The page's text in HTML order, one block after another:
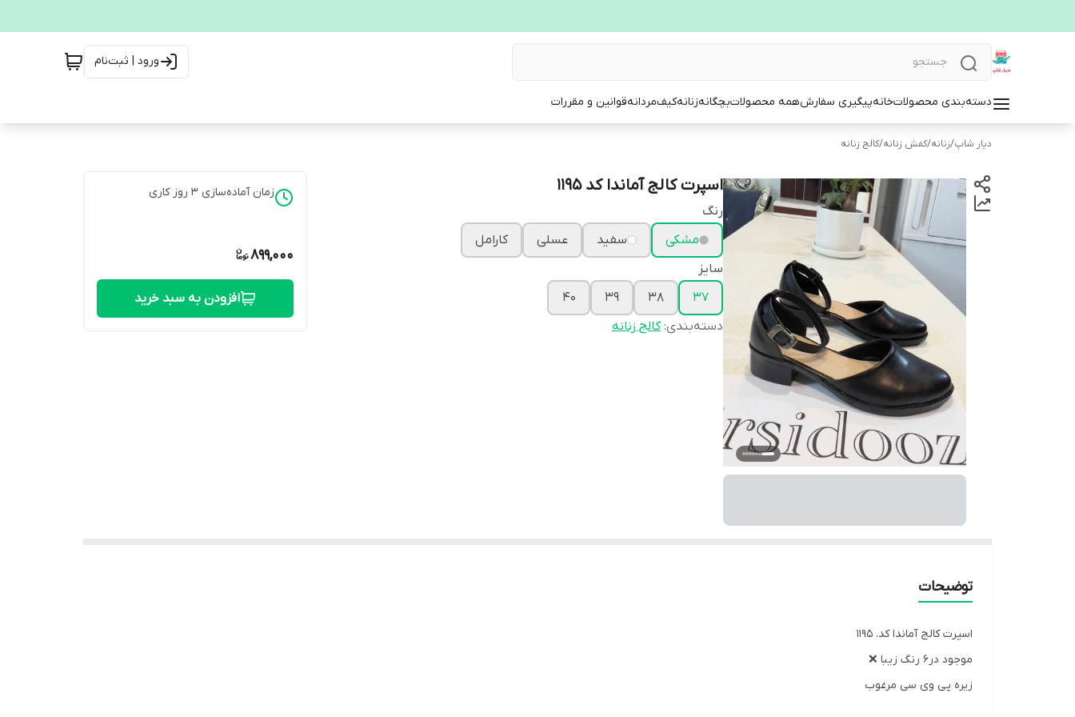
ورود | ثبت‌نام
دسته‌بندی محصولاتخانهپیگیری سفارشهمه محصولاتبچگانهزنانهکیفمردانهقوانین و مقررات
دیار شاپ/زنانه/کفش زنانه/کالج زنانه
اسپرت کالج آماندا کد 1195
رنگ
مشکی
سفید عسلی
کارامل
سایز
37
38
39
40
دسته‌بندی:کالج زنانه
زمان آماده‌سازی 3 روز کاری
899,000
افزودن به سبد خرید
توضیحات
اسپرت کالج آماندا کد. 1195
موجود در6 رنگ زیبا ❌
زیره پی وی سی مرغوب